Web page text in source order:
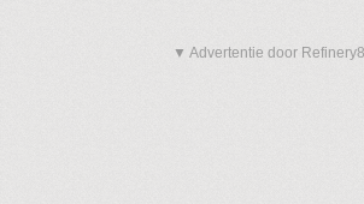
▼ Advertentie door